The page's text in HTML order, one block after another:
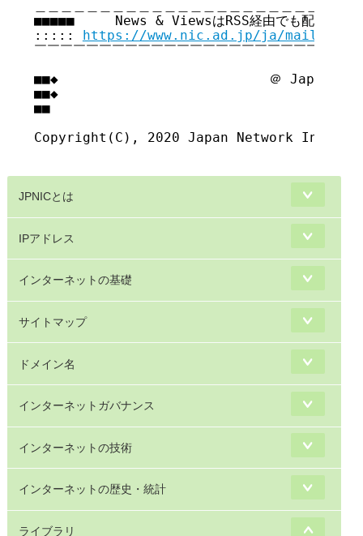
■■■■■     News & ViewsはRSS経由でも配信し
::::: https://www.nic.ad.jp/ja/
￣￣￣￣￣￣￣￣￣￣￣￣￣￣￣￣￣￣￣￣￣￣￣￣
■■◆                          ＠ Japan
■■◆
■■
Copyright(C), 2020 Japan Network
JPNICとは
IPアドレス
インターネットの基礎
サイトマップ
ドメイン名
インターネットガバナンス
インターネットの技術
インターネットの歴史・統計
ライブラリ